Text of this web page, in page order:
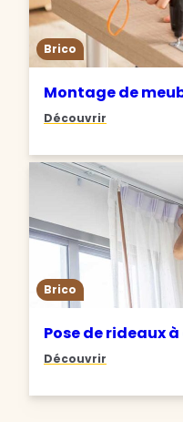
Brico
Montage de
Découvrir
Brico
Pose de rideaux
Découvrir